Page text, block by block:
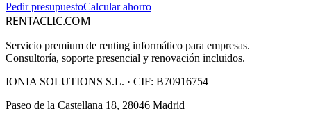
Pedir presupuestoCalcular ahorro
RENTACLIC.COM
Servicio premium de renting informático para empresas.
Consultoría, soporte presencial y renovación incluidos.
IONIA SOLUTIONS S.L. · CIF: B70916754
Paseo de la Castellana 18, 28046 Madrid